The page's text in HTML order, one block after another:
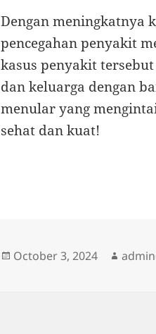
Dengan meningkatnya
pencegahan penyakit
kasus penyakit
dan keluarga dengan
menular yang
sehat dan kuat!
Posted
October 3, 2024